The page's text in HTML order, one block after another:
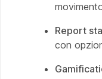
Report
con